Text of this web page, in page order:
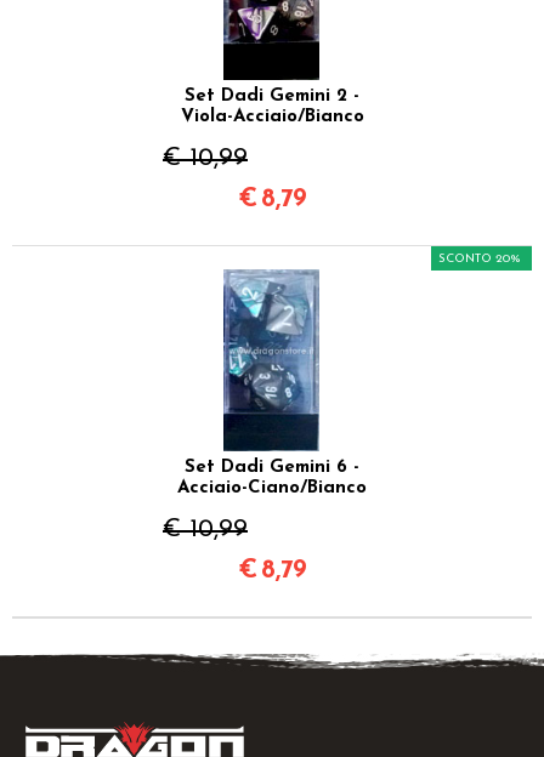
Set Dadi Gemini 2 -
Viola-Acciaio/Bianco
€ 10,99
€ 8,79
Set Dadi Gemini 6 -
Acciaio-Ciano/Bianco
€ 10,99
SCONTO 20%
€ 8,79